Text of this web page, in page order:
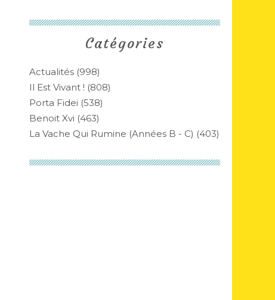
Catégories
Actualités (998)
Il Est Vivant ! (808)
Porta Fidei (538)
Benoit Xvi (463)
La Vache Qui Rumine (années B - C) (403)